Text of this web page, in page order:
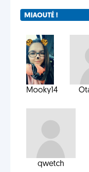
MIAOUTÉ !
Mooky14
qwetch